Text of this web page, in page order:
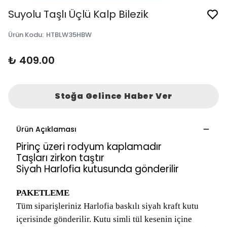
Suyolu Taşlı Üçlü Kalp Bilezik
Ürün Kodu: HTBLW35HBW
₺ 409.00
Stoğa Gelince Haber Ver
Ürün Açıklaması
Pirinç üzeri rodyum kaplamadır
Taşları zirkon taştır
Siyah Harlofia kutusunda gönderilir
PAKETLEME
Tüm siparişleriniz Harlofia baskılı siyah kraft kutu
içerisinde gönderilir. Kutu simli tül kesenin içine